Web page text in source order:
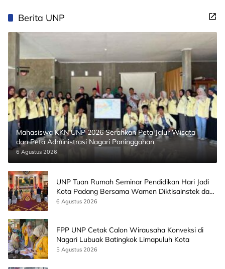
Berita UNP
Mahasiswa KKN UNP 2026 Serahkan Peta Jalur Wisata
dan Peta Administrasi Nagari Paninggahan
6 Agustus 2026
UNP Tuan Rumah Seminar Pendidikan Hari Jadi
Kota Padang Bersama Wamen Diktisainstek dan
CEO EMGS Malaysia
6 Agustus 2026
FPP UNP Cetak Calon Wirausaha Konveksi di
Nagari Lubuak Batingkok Limapuluh Kota
5 Agustus 2026